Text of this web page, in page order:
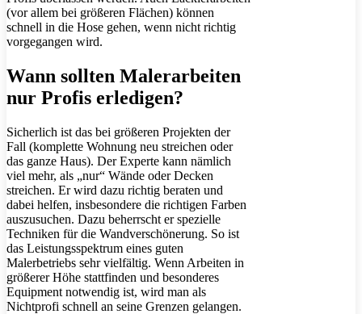
(vor allem bei größeren Flächen) können
schnell in die Hose gehen, wenn nicht richtig
vorgegangen wird.
Wann sollten Malerarbeiten
nur Profis erledigen?
Sicherlich ist das bei größeren Projekten der
Fall (komplette Wohnung neu streichen oder
das ganze Haus). Der Experte kann nämlich
viel mehr, als „nur“ Wände oder Decken
streichen. Er wird dazu richtig beraten und
dabei helfen, insbesondere die richtigen Farben
auszusuchen. Dazu beherrscht er spezielle
Techniken für die Wandverschönerung. So ist
das Leistungsspektrum eines guten
Malerbetriebs sehr vielfältig. Wenn Arbeiten in
größerer Höhe stattfinden und besonderes
Equipment notwendig ist, wird man als
Nichtprofi schnell an seine Grenzen gelangen.